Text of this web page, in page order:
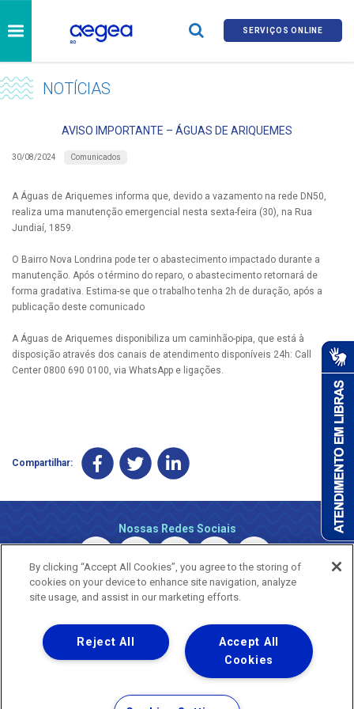
SERVIÇOS ONLINE
NOTÍCIAS
AVISO IMPORTANTE – ÁGUAS DE ARIQUEMES
30/08/2024 Comunicados
A Águas de Ariquemes informa que, devido a vazamento na rede DN50,
realiza uma manutenção emergencial nesta sexta-feira (30), na Rua
Jundiaí, 1859.
O Bairro Nova Londrina pode ter o abastecimento impactado durante a
manutenção. Após o término do reparo, o abastecimento retornará de
forma gradativa. Estima-se que o trabalho tenha 2h de duração, após a
publicação deste comunicado
A Águas de Ariquemes disponibiliza um caminhão-pipa, que está à
disposição através dos canais de atendimento disponíveis 24h: Call
Center 0800 690 0100, via WhatsApp e ligações.
Compartilhar:
Nossas Redes Sociais
Copyright © 2026 - Todos os Direitos Reservados.
Nossa natureza movimenta a vida
Termos Gerais de Uso de Sites e Aplicativos
By clicking “Accept All Cookies”, you agree to the storing of
cookies on your device to enhance site navigation, analyze
site usage, and assist in our marketing efforts.
Accept All
Cookies
Reject All